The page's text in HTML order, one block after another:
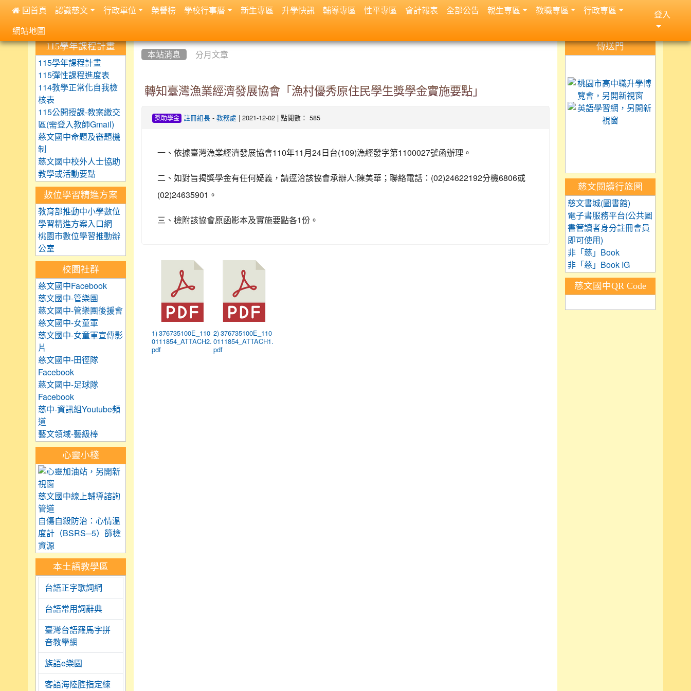
:::
本站消息 分月文章
轉知臺灣漁業經濟發展協會「漁村優秀原住民學生獎學金實施要點」
獎助學金 註冊組長 -教務處 | 2021-12-02 | 點閱數： 585
一、依據臺灣漁業經濟發展協會110年11 月 24日台(109)漁經發字第1100027號函辦理。
二、如對旨揭獎學金有任何疑義，請逕洽該協會承辦人: 陳美華；聯絡電話： (02)24622192分機6806或
(02)24635901 。
三、檢附該協會原函影本及實施要點各1份。
1) 376735100E_110
0111854_ATTACH2.
pdf
2) 376735100E_110
0111854_ATTACH1.
pdf
::: 115學年課程計畫
115學年課程計畫
115彈性課程進度表
114教學正常化自我檢
核表
115公開授課-教案繳交
區(需登入教師Gmail)
慈文國中命題及審題機
制
慈文國中校外人士協助
教學或活動要點
數位學習精進方案
教育部推動中小學數位
學習精進方案入口網
桃園市數位學習推動辦
公室
校園社群
慈文國中Facebook
慈文國中-管樂團
慈文國中-管樂團後援會
慈文國中-女童軍
慈文國中-女童軍宣傳影
片
慈文國中-田徑隊
Facebook
慈文國中-足球隊
Facebook
慈中-資訊組Youtube頻
道
藝文領域-藝級棒
心靈小棧
慈文國中線上輔導諮詢
管道
自傷自殺防治：心情溫
度計（BSRS─5）篩檢
資源
本土語教學區
台語正字歌詞網
台語常用詞辭典
臺灣台語羅馬字拼
音教學網
族語e樂園
客語海陸腔指定練
::: 傳送門
慈文閱讀行旅圖
慈文書城(圖書館)
電子書服務平台(公共圖
書管讀者身分註冊會員
即可使用)
非「慈」Book
非「慈」Book IG
慈文國中QR Code
 回首頁 認識慈文 行政單位 榮譽榜 學校行事曆 新生專區 升學快訊 輔導專區 性平專區 會計報表 全部公告 親生専區 教職専區 行政専區
網站地圖
登入